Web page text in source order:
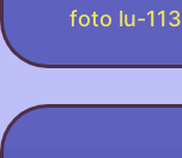
foto lu-113